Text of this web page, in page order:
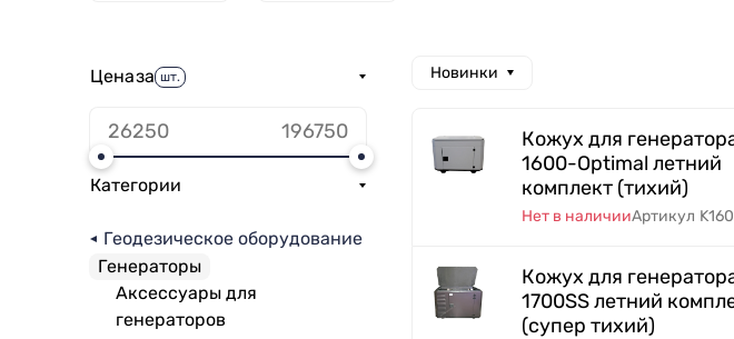
Ценаза шт.
Категории
Геодезическое оборудование
Генераторы
Аксессуары для
генераторов
Новинки
Кожух для
1600-Optimal летний
комплект (тихий)
Нет в наличииАртикул
Кожух для
1700SS летний
(супер тихий)